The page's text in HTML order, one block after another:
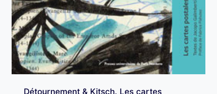
Détournement & Kitsch. Les cartes